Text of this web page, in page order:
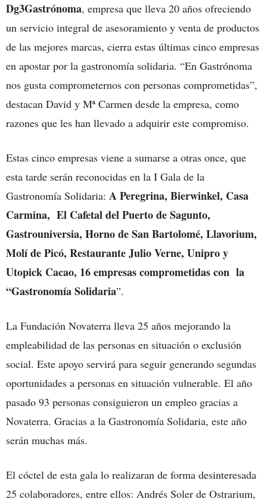
Dg3Gastrónoma, empresa que lleva 20 años ofreciendo
un servicio integral de asesoramiento y venta de productos
de las mejores marcas, cierra estas últimas cinco empresas
en apostar por la gastronomía solidaria. “En Gastrónoma
nos gusta comprometernos con personas comprometidas”,
destacan David y Mª Carmen desde la empresa, como
razones que les han llevado a adquirir este compromiso.
Estas cinco empresas viene a sumarse a otras once, que
esta tarde serán reconocidas en la I Gala de la
Gastronomía Solidaria: A Peregrina, Bierwinkel, Casa
Carmina, El Cafetal del Puerto de Sagunto,
Gastrouniversia, Horno de San Bartolomé, Llavorium,
Molí de Picó, Restaurante Julio Verne, Unipro y
Utopick Cacao, 16 empresas comprometidas con la
“Gastronomía Solidaria”.
La Fundación Novaterra lleva 25 años mejorando la
empleabilidad de las personas en situación o exclusión
social. Este apoyo servirá para seguir generando segundas
oportunidades a personas en situación vulnerable. El año
pasado 93 personas consiguieron un empleo gracias a
Novaterra. Gracias a la Gastronomía Solidaria, este año
serán muchas más.
El cóctel de esta gala lo realizaran de forma desinteresada
25 colaboradores, entre ellos: Andrés Soler de Ostrarium,